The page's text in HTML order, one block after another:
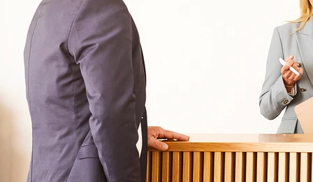
Über Oberberg
Krankheitsbilder & Therapien
Behandlungsfelder
Therapien
Symptome & Beschwerden
Selbsttests
Presse
Bewertungen
Karriere